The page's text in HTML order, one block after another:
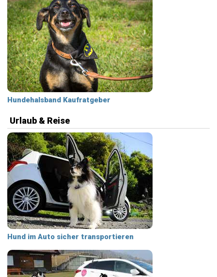
Hundehalsband Kaufratgeber
Urlaub & Reise
Hund im Auto sicher transportieren